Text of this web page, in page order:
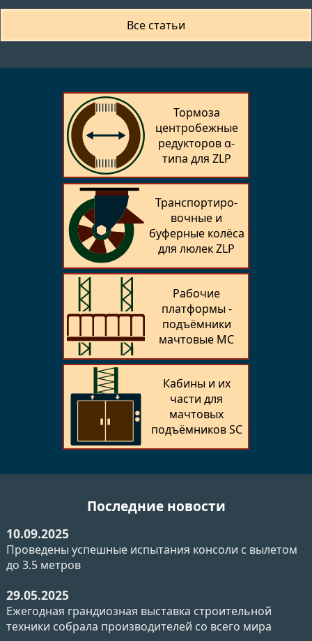
Все статьи
Тормоза
центробежные
редукторов α-
типа для ZLP
Транспортиро­
вочные и
буферные колёса
для люлек ZLP
Рабочие
платформы -
подъёмники
мачтовые MC
Кабины и их
части для
мачтовых
подъёмников SC
Последние новости
10.09.2025
Проведены успешные испытания консоли с вылетом
до 3.5 метров
29.05.2025
Ежегодная грандиозная выставка строительной
техники собрала производителей со всего мира